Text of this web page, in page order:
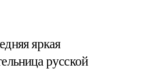
яркая
русской